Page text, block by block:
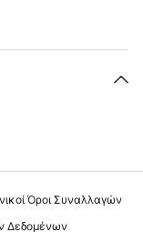
Όροι Συναλλαγών
Δεδομένων